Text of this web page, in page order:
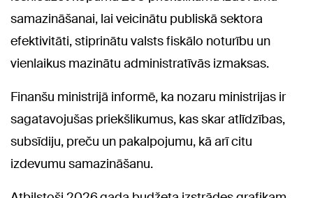
samazināšanai, lai veicinātu publiskā sektora
efektivitāti, stiprinātu valsts fiskālo noturību un
vienlaikus mazinātu administratīvās izmaksas.
Finanšu ministrijā informē, ka nozaru ministrijas ir
sagatavojušas priekšlikumus, kas skar atlīdzības,
subsīdiju, preču un pakalpojumu, kā arī citu
izdevumu samazināšanu.